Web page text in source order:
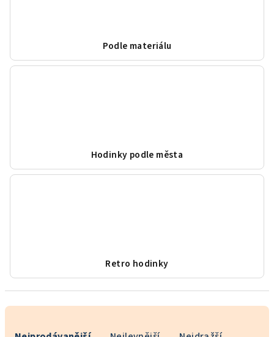
Podle materiálu
Hodinky podle města
Retro hodinky